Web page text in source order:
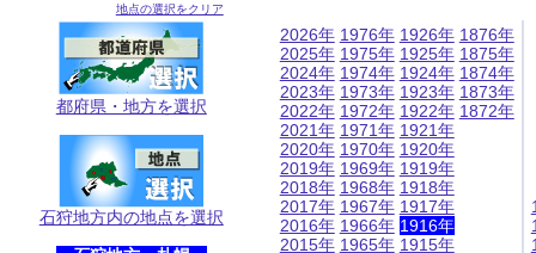
地点の選択をクリア
都府県・地方を選択
石狩地方内の地点を選択
2026年
2025年
2024年
2023年
2022年
2021年
2020年
2019年
2018年
2017年
2016年
2015年
1976年
1975年
1974年
1973年
1972年
1971年
1970年
1969年
1968年
1967年
1966年
1965年
1926年
1925年
1924年
1923年
1922年
1921年
1920年
1919年
1918年
1917年
1916年
1915年
1876年
1875年
1874年
1873年
1872年